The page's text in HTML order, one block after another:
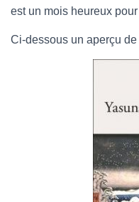
est un mois heureux
Ci-dessous un aperçu de